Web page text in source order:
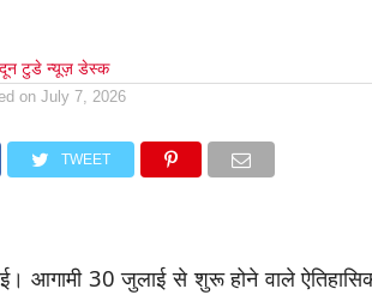
टुडे न्यूज़ डेस्क
on July 7, 2026
TWEET
आगामी 30 जुलाई से शुरू होने वाले